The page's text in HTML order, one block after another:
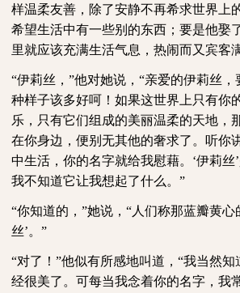
样温柔友善，除了安静不再希求世界上
希望生活中有一些别的东西；要是他娶
里就应该充满生活气息，热闹而又宾客
“伊莉丝，”他对她说，“亲爱的伊莉丝
种样子该多好呵！如果这世界上只有你
乐，只有它们组成的美丽温柔的天地，
在你身边，便别无其他的奢求了。听你
中生活，你的名字就给我慰藉。‘伊莉丝
我不知道它让我想起了什么。”
“你知道的，”她说，“人们称那蓝瓣黄心
丝’。”
“对了！”他似有所感地叫道，“我当然
经很美了。可每当我念着你的名字，我